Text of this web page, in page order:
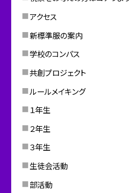
アクセス
新標準服の案内
学校のコンパス
共創プロジェクト
ルールメイキング
１年生
２年生
３年生
生徒会活動
部活動